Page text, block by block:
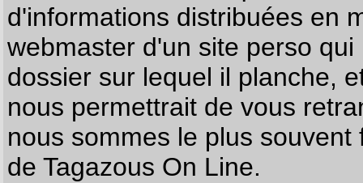
d'informations distribuées en
webmaster d'un site perso
dossier sur lequel il planche,
nous permettrait de vous
nous sommes le plus
de Tagazous On Line.